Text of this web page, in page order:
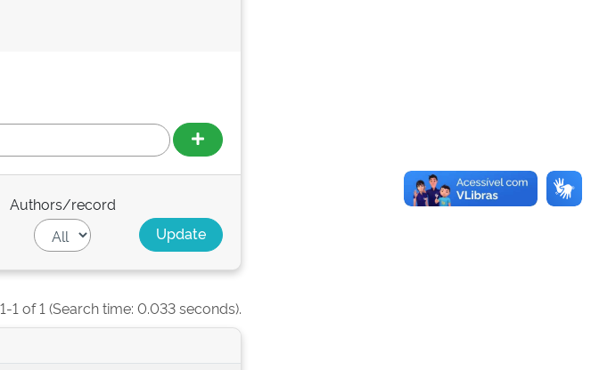
Authors/record
1 of 1 (Search time: 0.033 seconds).